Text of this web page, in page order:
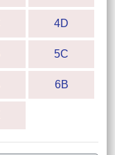
4D
5C
6B